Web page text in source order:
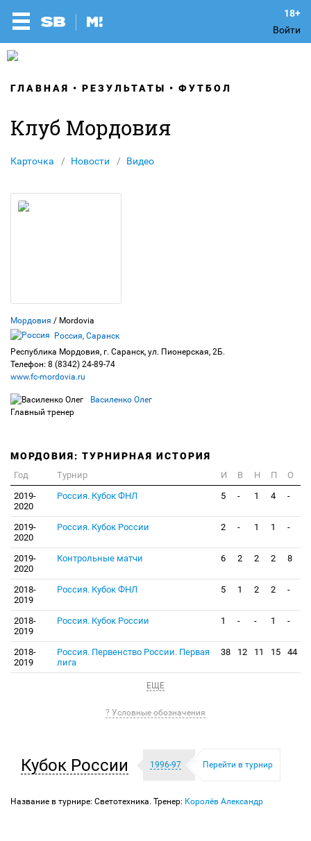
Войти
ГЛАВНАЯ РЕЗУЛЬТАТЫ ФУТБОЛ
Клуб Мордовия
Карточка Новости Видео
Мордовия / Mordovia
Россия, Саранск
Республика Мордовия, г. Саранск, ул. Пионерская, 2Б.
Телефон: 8 (8342) 24-89-74
www.fc-mordovia.ru
Василенко Олег
Главный тренер
МОРДОВИЯ: ТУРНИРНАЯ ИСТОРИЯ
Год Турнир И В Н П
О
2019-
2020
Россия. Кубок ФНЛ 5 - 1 4 -
2019-
2020
Россия. Кубок России 2 - 1 1 -
2019-
2020
Контрольные матчи 6 2 2 2 8
2018-
2019
Россия. Кубок ФНЛ 5 1 2 2 -
2018-
2019
Россия. Кубок России 1 - - 1 -
2018-
2019
Россия. Первенство России. Первая
лига
38 12 11 15 44
ЕЩЕ
? Условные обозначения
Кубок России 1996-97 Перейти в турнир
Название в турнире: Светотехника. Тренер: Королёв Александр